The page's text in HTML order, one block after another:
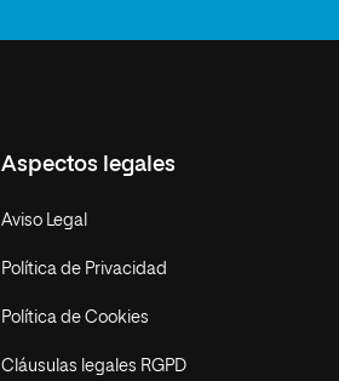
Aspectos legales
Aviso Legal
Política de Privacidad
Política de Cookies
Cláusulas legales RGPD